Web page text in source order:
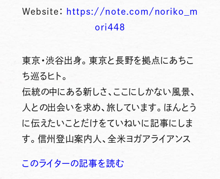
Website：
https://note.com/noriko_m
ori448
東京・渋谷出身。東京と長野を拠点にあちこ
ち巡るヒト。
伝統の中にある新しさ、ここにしかない風景、
人との出会いを求め、旅しています。ほんとう
に伝えたいことだけをていねいに記事にしま
す。信州登山案内人、全米ヨガアライアンス
このライターの記事を読む